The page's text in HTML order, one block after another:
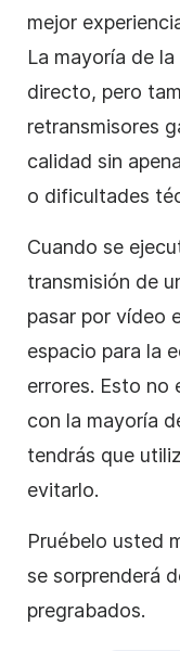
mejor
La mayoría de
directo, pero
retransmisores
calidad sin
o dificultades
Cuando se
transmisión de
pasar por vídeo
espacio para la
errores. Esto no
con la mayoría
tendrás que
evitarlo.
Pruébelo usted
se sorprenderá
pregrabados.